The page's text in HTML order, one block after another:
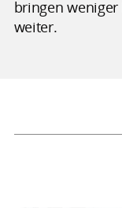
bringen
weiter.